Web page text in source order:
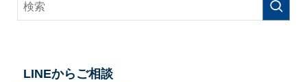
LINEからご相談